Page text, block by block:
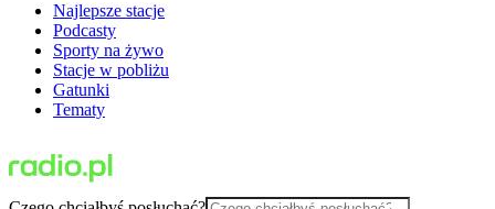
Najlepsze stacje
Podcasty
Sporty na żywo
Stacje w pobliżu
Gatunki
Tematy